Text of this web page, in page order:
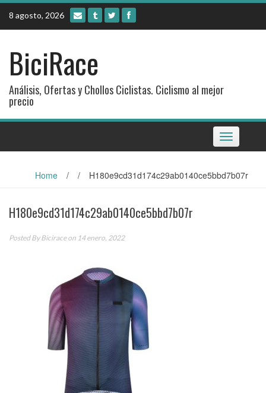
Skip
content
8 agosto, 2026
BiciRace
Análisis, Ofertas y Chollos Ciclistas. Ciclismo al mejor
precio
Toggle
navigation
Home / / H180e9cd31d174c29ab0140ce5bbd7b07r
H180e9cd31d174c29ab0140ce5bbd7b07r
Posted ByBiciraceon 14 enero, 2022